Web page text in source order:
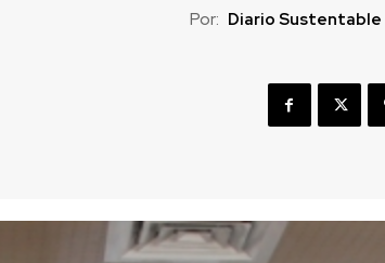
Por: Diario Sustentable